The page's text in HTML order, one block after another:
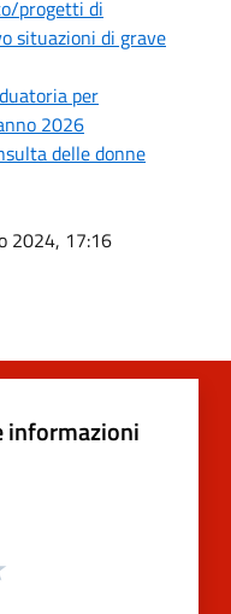
progetti di
situazioni di grave
per
2026
delle donne
2024, 17:16
informazioni